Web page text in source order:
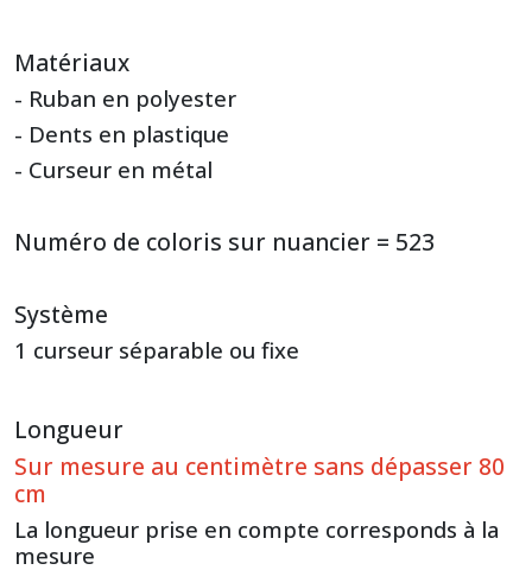
Matériaux
- Ruban en polyester
- Dents en plastique
- Curseur en métal
Numéro de coloris sur nuancier = 523
Système
1 curseur séparable ou fixe
Longueur
Sur mesure au centimètre sans dépasser 80
cm
La longueur prise en compte corresponds à la
mesure